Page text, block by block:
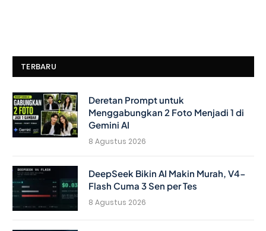
TERBARU
Deretan Prompt untuk
Menggabungkan 2 Foto Menjadi 1 di
Gemini AI
8 Agustus 2026
DeepSeek Bikin AI Makin Murah, V4-
Flash Cuma 3 Sen per Tes
8 Agustus 2026